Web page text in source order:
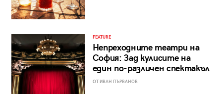
FEATURE
Непреходните театри на
София: Зад кулисите на
един по-различен спектакъл
ОТ ИВАН ПЪРВАНОВ